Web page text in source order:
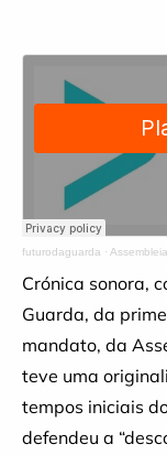
futurodaguarda · Assembleia
Crónica sonora,
Guarda, da
mandato, da
teve uma
tempos iniciais
defendeu a